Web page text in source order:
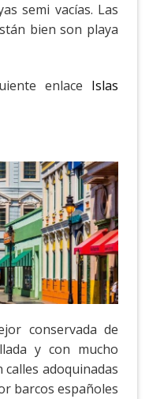
semi vacías. Las
bien son playa
enlace Islas
conservada de
y con mucho
calles adoquinadas
barcos españoles